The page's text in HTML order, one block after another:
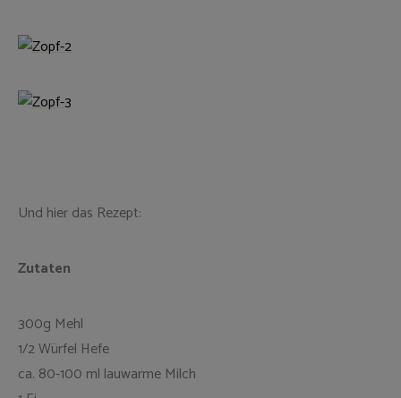
Und hier das Rezept:
Zutaten
300g Mehl
1/2 Würfel Hefe
ca. 80-100 ml lauwarme Milch